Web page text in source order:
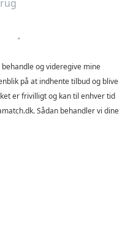
og videregive mine
på at indhente tilbud og blive
er frivilligt og kan til enhver tid
Sådan behandler vi dine